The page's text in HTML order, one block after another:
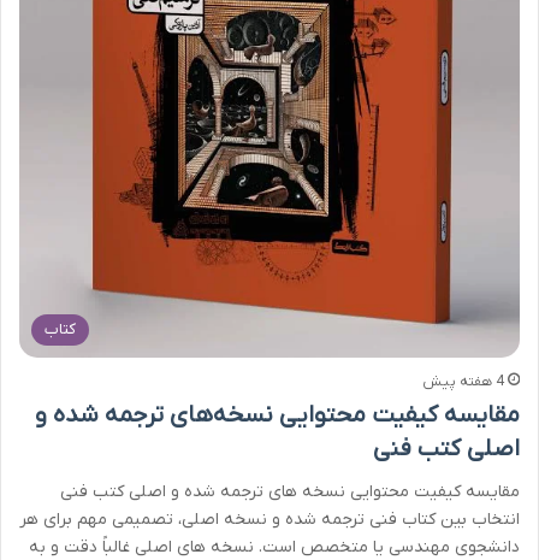
کتاب
4 هفته پیش
مقایسه کیفیت محتوایی نسخه‌های ترجمه شده و
اصلی کتب فنی
مقایسه کیفیت محتوایی نسخه های ترجمه شده و اصلی کتب فنی
انتخاب بین کتاب فنی ترجمه شده و نسخه اصلی، تصمیمی مهم برای هر
دانشجوی مهندسی یا متخصص است. نسخه های اصلی غالباً دقت و به